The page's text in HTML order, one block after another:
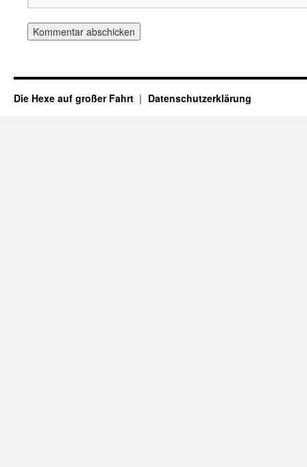
Die Hexe auf großer Fahrt Datenschutzerklärung